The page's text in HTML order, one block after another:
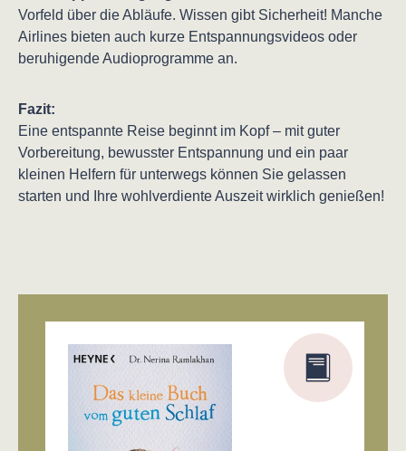
Vorfeld über die Abläufe. Wissen gibt Sicherheit! Manche
Airlines bieten auch kurze Entspannungsvideos oder
beruhigende Audioprogramme an.
Fazit:
Eine entspannte Reise beginnt im Kopf – mit guter
Vorbereitung, bewusster Entspannung und ein paar
kleinen Helfern für unterwegs können Sie gelassen
starten und Ihre wohlverdiente Auszeit wirklich genießen!